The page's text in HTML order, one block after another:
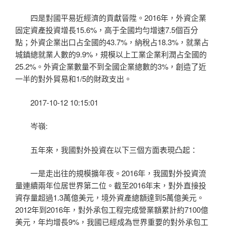
四是對國平易近經濟的貢獻晉陞。2016年，外資企業
固定資產投資增長15.6%，高于全國均勻增速7.5個百分
點；外資企業出口占全國的43.7%，納稅占18.3%，就業占
城鎮總就業人數的9.9%，規模以上工業企業利潤占全國的
25.2%。外資企業數量不到全國企業總數的3%，創造了近
一半的對外貿易和1/5的財政支出。
2017-10-12 10:15:01
岑嶺:
五年來，我國對外投資在以下三個方面表現凸起：
一是走出往的規模擴年夜。2016年，我國對外投資流
量連續兩年位居世界第二位。截至2016年末，對外直接投
資存量超過1.3萬億美元，境外資產總額達到5萬億美元。
2012年到2016年，對外承包工程完成營業額累計約7100億
美元，年均增長9%，我國已經成為世界重要的對外承包工